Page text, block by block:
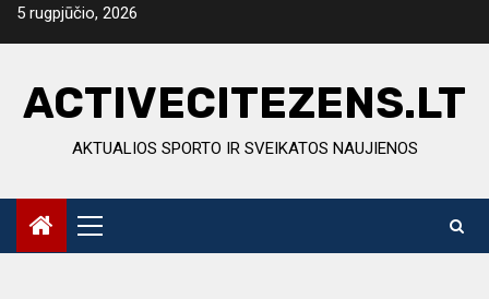
Skip5 rugpjūčio, 2026
ACTIVECITEZENS.LT
AKTUALIOS SPORTO IR SVEIKATOS NAUJIENOS
Primary
Menu